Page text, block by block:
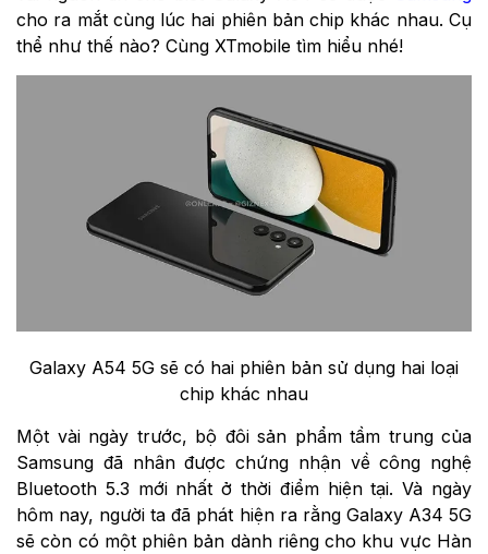
cho ra mắt cùng lúc hai phiên bản chip khác nhau. Cụ
thể như thế nào? Cùng XTmobile tìm hiểu nhé!
Galaxy A54 5G sẽ có hai phiên bản sử dụng hai loại
chip khác nhau
Một vài ngày trước, bộ đôi sản phẩm tầm trung của
Samsung đã nhân được chứng nhận về công nghệ
Bluetooth 5.3 mới nhất ở thời điểm hiện tại. Và ngày
hôm nay, người ta đã phát hiện ra rằng Galaxy A34 5G
sẽ còn có một phiên bản dành riêng cho khu vực Hàn